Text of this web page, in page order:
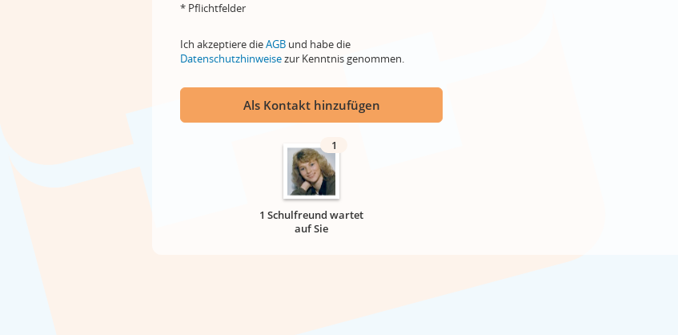
* Pflichtfelder
Ich akzeptiere dieAGB und habe die
Datenschutzhinweisezur Kenntnis genommen.
Als Kontakt hinzufügen
1
1 Schulfreund wartet
auf Sie